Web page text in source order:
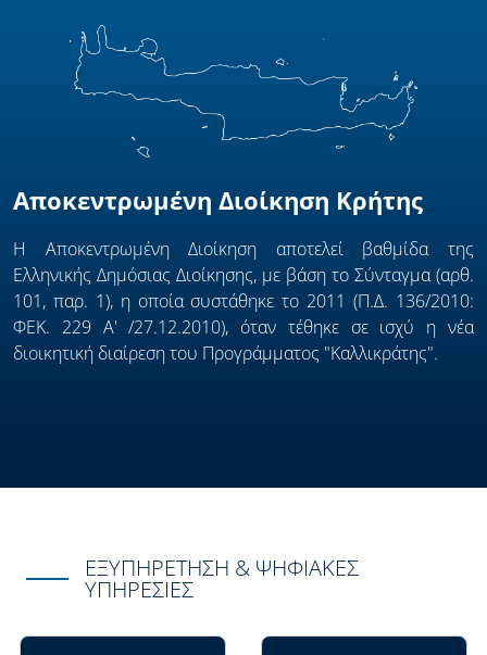
Αποκεντρωμένη Διοίκηση Κρήτης
Η Αποκεντρωμένη Διοίκηση αποτελεί βαθμίδα της
Eλληνικής Δημόσιας Διοίκησης, με βάση το Σύνταγμα (αρθ.
101, παρ. 1), η οποία συστάθηκε το 2011 (Π.Δ. 136/2010:
ΦΕΚ. 229 Α' /27.12.2010), όταν τέθηκε σε ισχύ η νέα
διοικητική διαίρεση του Προγράμματος "Καλλικράτης".
ΕΞΥΠΗΡΈΤΗΣΗ & ΨΗΦΙΑΚΈΣ
ΥΠΗΡΕΣΊΕΣ